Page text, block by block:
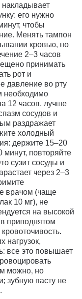
накладывает
его нужно
чтобы
Менять тампон
кровью, но
2–3 часов
принимать
рот и
давление во рту
необходимо
12 часов, лучше
сосудов и
раздражает
холодный
держите 15–20
минут, повторяйте
сузит сосуды и
через 2–3
врачом (чаще
10 мг), не
на высокой
приподнятом
нагрузок,
все это повышает
можно, но
зубную пасту не